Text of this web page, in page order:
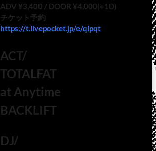
ADV ¥3,400 / DOOR ¥4,000(+1D)
チケット予約
https://t.livepocket.jp/e/qlpqt
ACT/
TOTALFAT
at Anytime
BACKLIFT
DJ/